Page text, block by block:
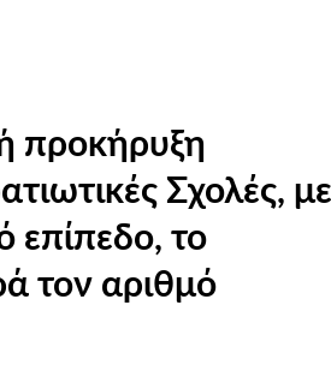
προκήρυξη
Σχολές,
επίπεδο, το
τον αριθμό